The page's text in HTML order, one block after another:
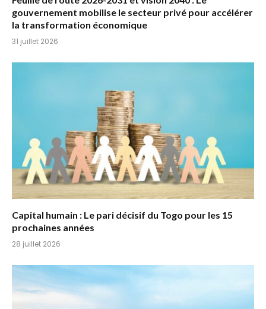
gouvernement mobilise le secteur privé pour accélérer
la transformation économique
31 juillet 2026
Capital humain : Le pari décisif du Togo pour les 15
prochaines années
28 juillet 2026